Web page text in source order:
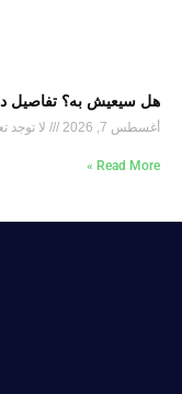
هل سيعيش به؟ تفاصيل
أغسطس 7, 2026 لا توجد
Read More »